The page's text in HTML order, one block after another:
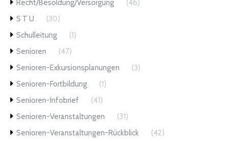
Recht/Besoldung/Versorgung
(46)
S T U
(30)
Schulleitung
(1)
Senioren
(47)
Senioren-Exkursionsplanungen
(3)
Senioren-Fortbildung
(1)
Senioren-Infobrief
(41)
Senioren-Veranstaltungen
(31)
Senioren-Veranstaltungen-Rückblick
(42)